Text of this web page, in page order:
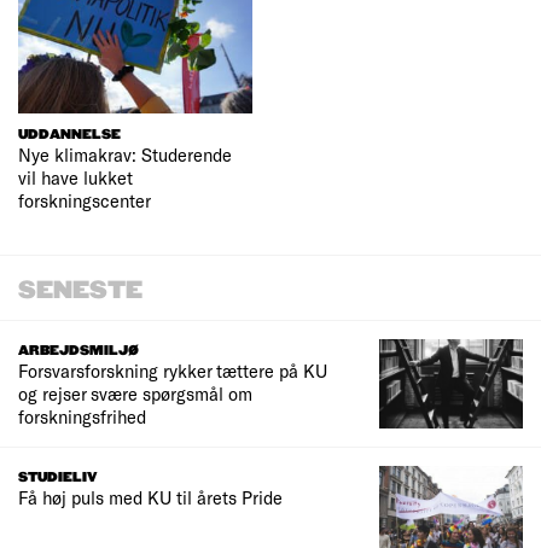
UDDANNELSE
Nye klimakrav: Studerende
vil have lukket
forskningscenter
SENESTE
ARBEJDSMILJØ
Forsvarsforskning rykker tættere på KU
og rejser svære spørgsmål om
forskningsfrihed
STUDIELIV
Få høj puls med KU til årets Pride